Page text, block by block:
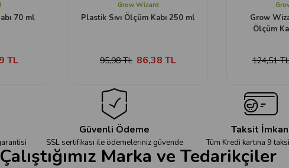
70 ml
TL
Grow Wizard
Plastik Sıvı Ölçüm Kabı 250 ml
86,38 TL
95,98 TL
Grow
Ölçüm
124,51 TL
Güvenli Ödeme
SSL sertifikası ile ödemeleriniz güvende
Taksit
Tüm Kredi kartına 9
Çalıştığımız Marka ve Tedarikçiler